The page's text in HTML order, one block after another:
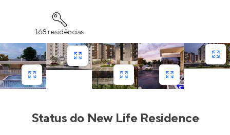
168 residências
Status do New Life Residence